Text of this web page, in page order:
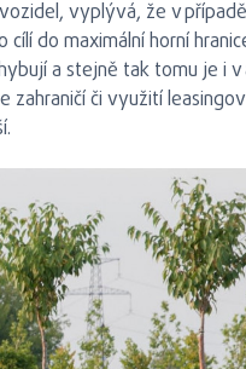
vyplývá, že v
do maximální horní
a stejně tak tomu je i v
či využití